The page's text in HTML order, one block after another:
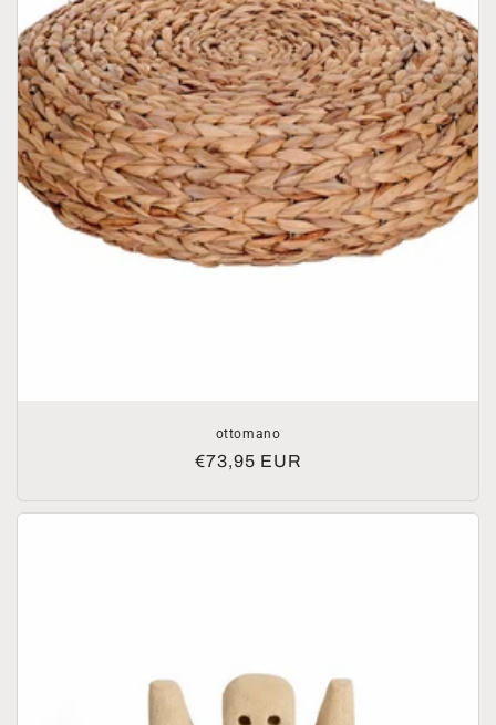
ottomano
Prezzo
listino
€73,95 EUR